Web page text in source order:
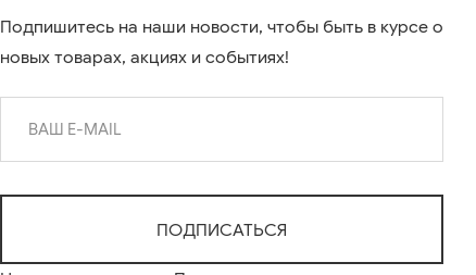
Подпишитесь на наши новости, чтобы быть в курсе о
новых товарах, акциях и событиях!